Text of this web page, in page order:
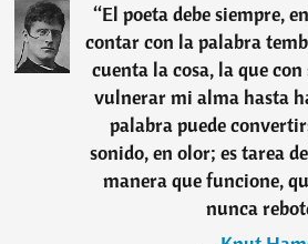
“El poeta debe siempre,
contar con la palabra
cuenta la cosa, la que
vulnerar mi alma hasta
palabra puede
sonido, en olor; es tarea
manera que funcione,
nunca